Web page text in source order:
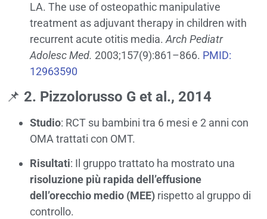
LA. The use of osteopathic manipulative
treatment as adjuvant therapy in children with
recurrent acute otitis media.Arch Pediatr
Adolesc Med. 2003;157(9):861–866. PMID:
12963590
📌 2. Pizzolorusso G et al., 2014
Studio: RCT su bambini tra 6 mesi e 2 anni con
OMA trattati con OMT.
Risultati: Il gruppo trattato ha mostrato una
risoluzione più rapida dell’effusione
dell’orecchio medio (MEE) rispetto al gruppo di
controllo.